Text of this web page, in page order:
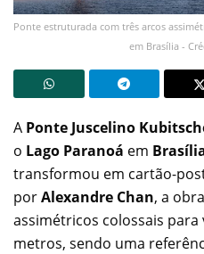
Ponte estruturada com três arcos
em Brasília -
A Ponte Juscelino
o Lago Paranoá em
transformou em cartão-
porAlexandre Chan, a
assimétricos colossais para
metros, sendo uma